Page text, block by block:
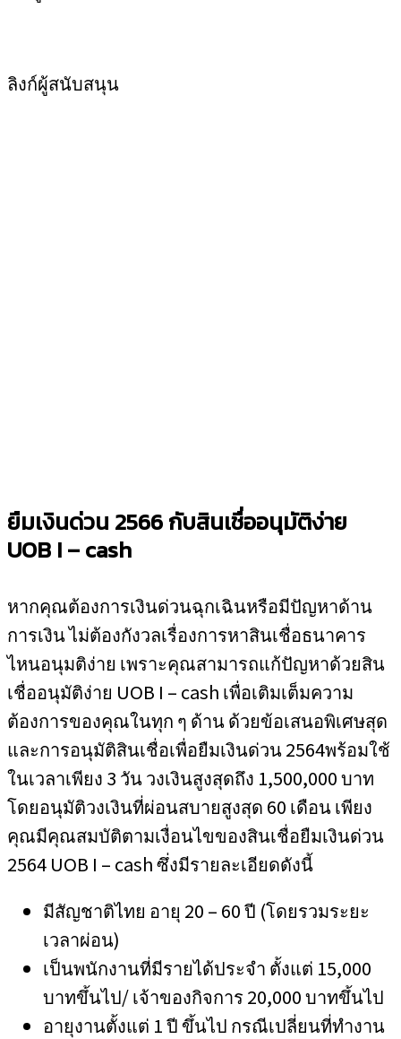
ลิงก์ผู้สนับสนุน
ยืมเงินด่วน 2566 กับสินเชื่ออนุมัติง่าย
UOB I – cash
หากคุณต้องการเงินด่วนฉุกเฉินหรือมีปัญหาด้าน
การเงิน ไม่ต้องกังวลเรื่องการหาสินเชื่อธนาคาร
ไหนอนุมติง่าย เพราะคุณสามารถแก้ปัญหาด้วยสิน
เชื่ออนุมัติง่าย UOB I – cash เพื่อเติมเต็มความ
ต้องการของคุณในทุก ๆ ด้าน ด้วยข้อเสนอพิเศษสุด
และการอนุมัติสินเชื่อเพื่อยืมเงินด่วน 2564พร้อมใช้
ในเวลาเพียง 3 วัน วงเงินสูงสุดถึง 1,500,000 บาท
โดยอนุมัติวงเงินที่ผ่อนสบายสูงสุด 60 เดือน เพียง
คุณมีคุณสมบัติตามเงื่อนไขของสินเชื่อยืมเงินด่วน
2564 UOB I – cash ซึ่งมีรายละเอียดดังนี้
มีสัญชาติไทย อายุ 20 – 60 ปี (โดยรวมระยะ
เวลาผ่อน)
เป็นพนักงานที่มีรายได้ประจำ ตั้งแต่ 15,000
บาทขึ้นไป/ เจ้าของกิจการ 20,000 บาทขึ้นไป
อายุงานตั้งแต่ 1 ปี ขึ้นไป กรณีเปลี่ยนที่ทำงาน